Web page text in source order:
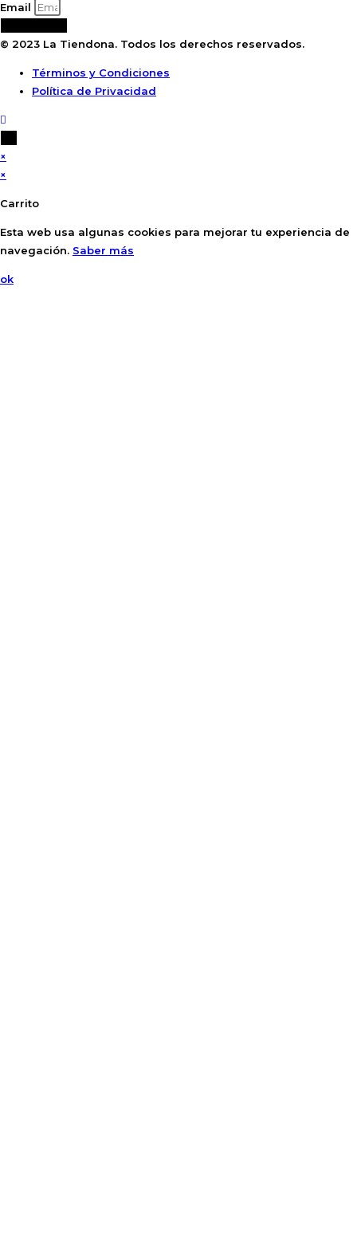
Email
© 2023 La Tiendona. Todos los derechos reservados.
Términos y Condiciones
Política de Privacidad
×
×
Carrito
Esta web usa algunas cookies para mejorar tu experiencia de
navegación. Saber más
ok